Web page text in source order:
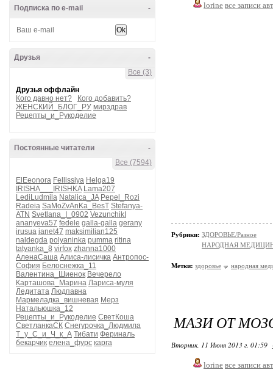
-
Подписка по e-mail
-
Друзья
Все (3)
Друзья оффлайн
Кого давно нет?
Кого добавить?
ЖЕНСКИЙ_БЛОГ_РУ мирздрав
Рецепты_и_Рукоделие
-
Постоянные читатели
Все (7594)
ElEeonora Fellissiya Helga19
IRISHA___IRISHKA Lama207
LediLudmila Natalica_JA Pepel_Rozi
Radeia SaMoZvAnKa_BesT Stefanya-
ATN Svetlana_I_0902 VezunchikI
ananyeva57 fedele galla-galla gerany
irusua janet47 maksimilian125
naldegda polyaninka pumma ritina
tatyanka_8 virfox zhanna1000
АленаСаша Алиса-лисичка Антропос-
София Белоснежка_11
Валентина_Шиенок Вечерело
Карташова_Марина Лариса-муля
Ледитата Людпавна
Мармеладка_вишневая Мерз
Натальюшка_12
Рецепты_и_Рукоделие СветКоша
СветланкаСК Снегурочка_Людмила
Т_у_С_и_Ч_к_А Тибати Фериналь
бекарчик елена_фурс карга
lorine все записи
Рубрики: ЗДОРОВЬЕ/Разное
НАРОДНАЯ
Метки: здоровье народная
МАЗИ ОТ
Вторник, 11 Июня 2013 г. 01:59
lorine все записи